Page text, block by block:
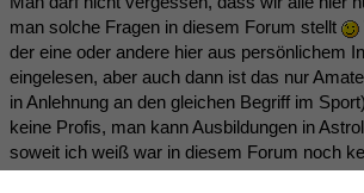
man solche Fragen in diesem Forum stellt
der eine oder andere hier aus persönlichem
eingelesen, aber auch dann ist das nur
in Anlehnung an den gleichen Begriff im
keine Profis, man kann Ausbildungen in
soweit ich weiß war in diesem Forum noch
Astrologe anwesend.